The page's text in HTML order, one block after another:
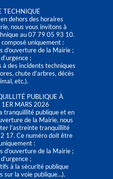
TECHNIQUE
dehors des horaires
nous vous invitons à
au 07 79 05 93 10.
uniquement :
d’ouverture de la Mairie ;
;
des incidents techniques
chute d’arbres, décès
etc.).
PUBLIQUE À
MARS 2026
tranquillité publique et en
de la Mairie, nous
l’astreinte tranquillité
17. Ce numéro doit être
:
d’ouverture de la Mairie ;
;
à la sécurité publique
sur la voie publique…).